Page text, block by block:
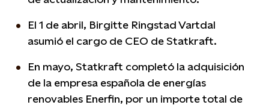
El 1 de abril, Birgitte Ringstad Vartdal
asumió el cargo de CEO de Statkraft.
En mayo, Statkraft completó la adquisición
de la empresa española de energías
renovables Enerfin, por un importe total de